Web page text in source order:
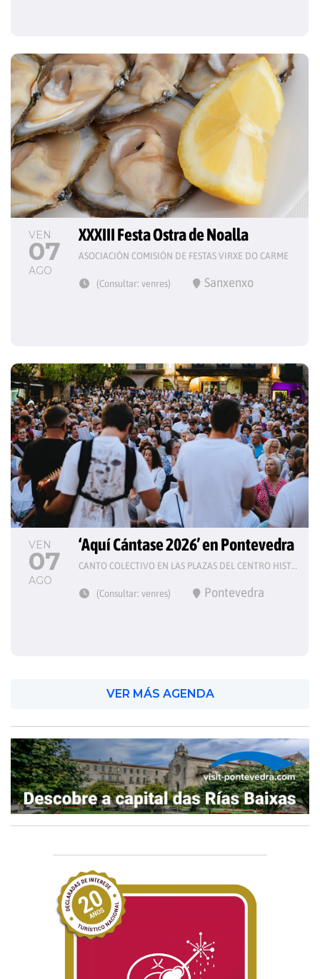
VEN
07
AGO
XXXIII Festa Ostra de Noalla
ASOCIACIÓN COMISIÓN DE FESTAS VIRXE DO CARME
(Consultar: venres) Sanxenxo
VEN
07
AGO
‘Aquí Cántase 2026’ en Pontevedra
CANTO COLECTIVO EN LAS PLAZAS DEL CENTRO HISTÓRICO
(Consultar: venres) Pontevedra
VER MÁS AGENDA